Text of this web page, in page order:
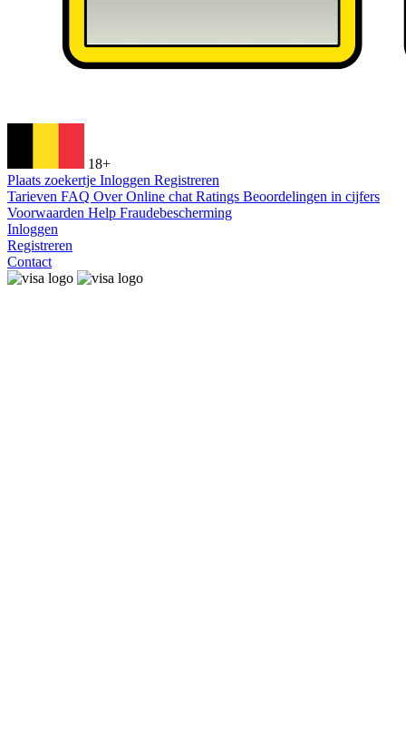
18+
Plaats zoekertje Inloggen Registreren
Tarieven FAQ OverOnline chat Ratings Beoordelingen in cijfers
Voorwaarden Help Fraudebescherming
Inloggen
Registreren
Contact